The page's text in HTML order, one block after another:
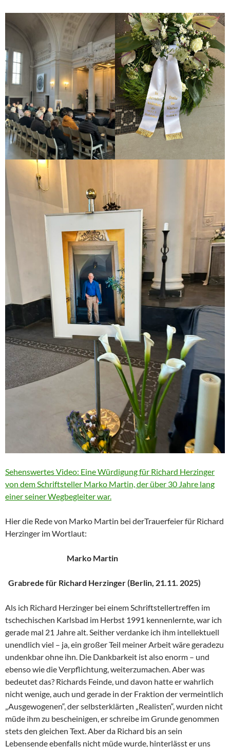
Sehenswertes Video: Eine Würdigung für Richard Herzinger
von dem Schriftsteller Marko Martin, der über 30 Jahre lang
einer seiner Wegbegleiter war.
Hier die Rede von Marko Martin bei derTrauerfeier für Richard
Herzinger im Wortlaut:
Marko Martin
Grabrede für Richard Herzinger (Berlin, 21.11. 2025)
Als ich Richard Herzinger bei einem Schriftstellertreffen im
tschechischen Karlsbad im Herbst 1991 kennenlernte, war ich
gerade mal 21 Jahre alt. Seither verdanke ich ihm intellektuell
unendlich viel – ja, ein großer Teil meiner Arbeit wäre geradezu
undenkbar ohne ihn. Die Dankbarkeit ist also enorm – und
ebenso wie die Verpflichtung, weiterzumachen. Aber was
bedeutet das? Richards Feinde, und davon hatte er wahrlich
nicht wenige, auch und gerade in der Fraktion der vermeintlich
„Ausgewogenen“, der selbsterklärten „Realisten“, wurden nicht
müde ihm zu bescheinigen, er schreibe im Grunde genommen
stets den gleichen Text. Aber da Richard bis an sein
Lebensende ebenfalls nicht müde wurde, hinterlässt er uns